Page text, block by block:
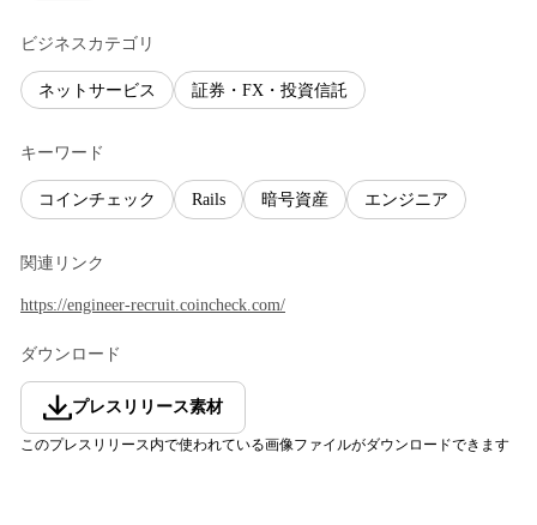
ビジネスカテゴリ
ネットサービス 証券・FX・投資信託
キーワード
コインチェック Rails 暗号資産 エンジニア
関連リンク
https://engineer-recruit.coincheck.com/
ダウンロード
プレスリリース素材
このプレスリリース内で使われている画像ファイルがダウンロードできます